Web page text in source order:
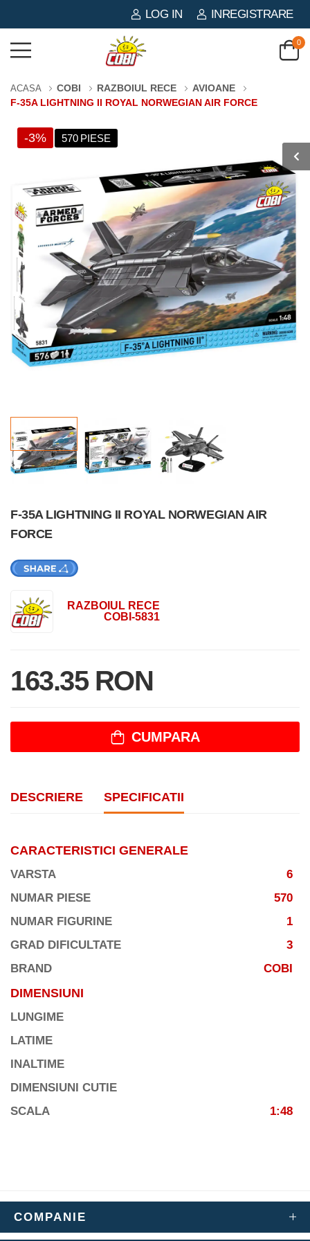
LOG IN INREGISTRARE
0
ACASA COBI RAZBOIUL RECE
AVIOANE
F-35A LIGHTNING II ROYAL NORWEGIAN AIR FORCE
-3% 570 PIESE
F-35A LIGHTNING II ROYAL NORWEGIAN AIR
FORCE
RAZBOIUL RECE
COBI-5831
163.35 RON
CUMPARA
DESCRIERE SPECIFICATII
CARACTERISTICI GENERALE
VARSTA
6
NUMAR PIESE
570
NUMAR FIGURINE
1
GRAD DIFICULTATE
3
BRAND
COBI
DIMENSIUNI
LUNGIME
LATIME
INALTIME
DIMENSIUNI CUTIE
SCALA
1:48
COMPANIE